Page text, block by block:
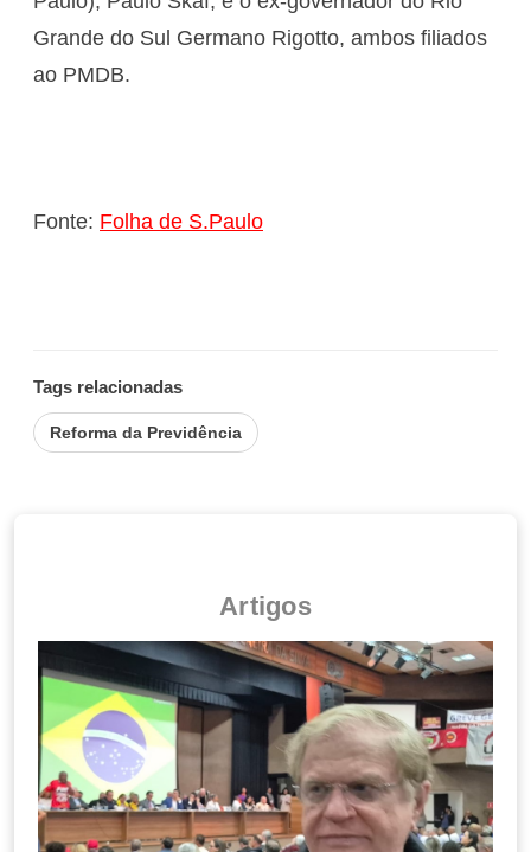
Grande do Sul Germano Rigotto, ambos filiados
ao PMDB.
Fonte: Folha de S.Paulo
Tags relacionadas
Reforma da Previdência
Artigos